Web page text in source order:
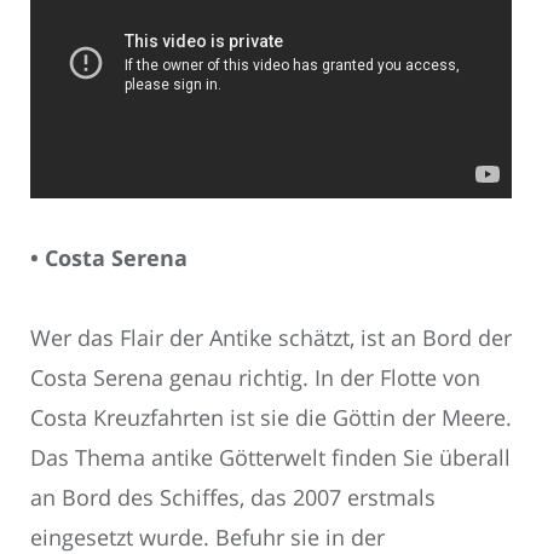
• Costa Serena
Wer das Flair der Antike schätzt, ist an Bord der
Costa Serena genau richtig. In der Flotte von
Costa Kreuzfahrten ist sie die Göttin der Meere.
Das Thema antike Götterwelt finden Sie überall
an Bord des Schiffes, das 2007 erstmals
eingesetzt wurde. Befuhr sie in der